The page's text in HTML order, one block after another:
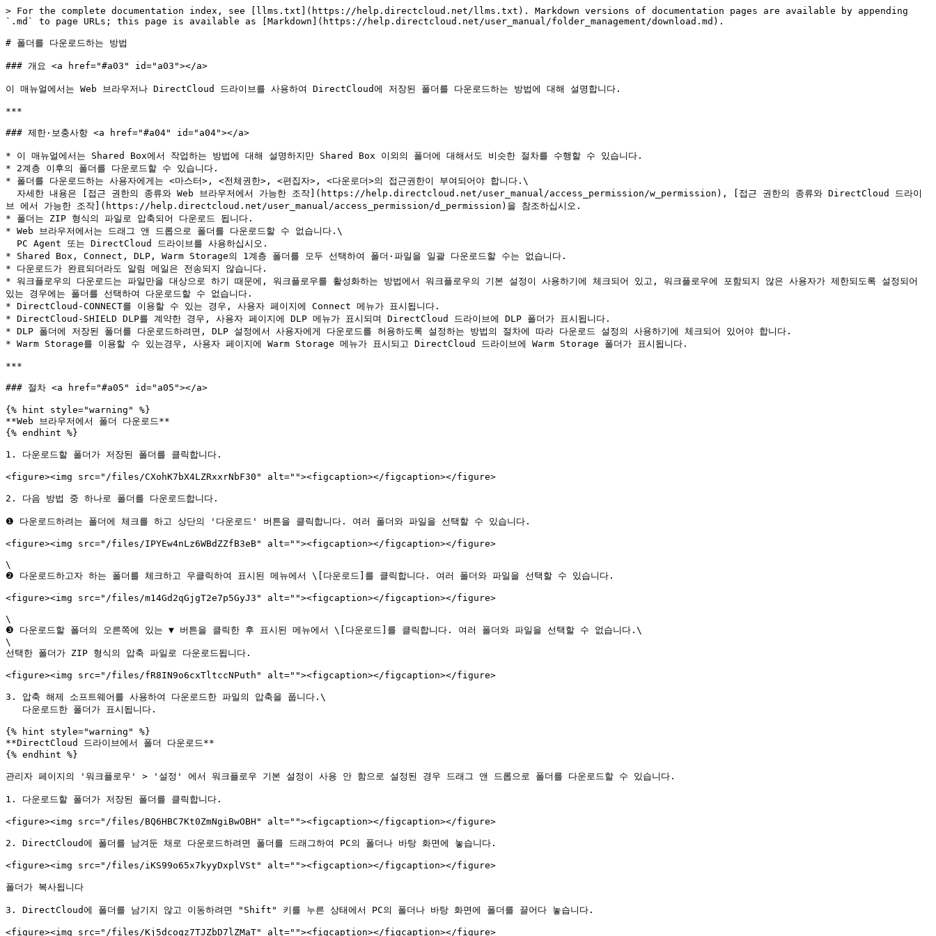
> For the complete documentation index, see [llms.txt](https://help.directcloud.net/llms.txt). Markdown versions of documentation pages are available by appending
`.md` to page URLs; this page is available as [Markdown](https://help.directcloud.net/user_manual/folder_management/download.md).
# 폴더를 다운로드하는 방법
### 개요 <a href="#a03" id="a03"></a>
이 매뉴얼에서는 Web 브라우저나 DirectCloud 드라이브를 사용하여 DirectCloud에 저장된 폴더를 다운로드하는 방법에 대해 설명합니다.
***
### 제한·보충사항 <a href="#a04" id="a04"></a>
* 이 매뉴얼에서는 Shared Box에서 작업하는 방법에 대해 설명하지만 Shared Box 이외의 폴더에 대해서도 비슷한 절차를 수행할 수 있습니다.
* 2계층 이후의 폴더를 다운로드할 수 있습니다.
* 폴더를 다운로드하는 사용자에게는 <마스터>, <전체권한>, <편집자>, <다운로더>의 접근권한이 부여되어야 합니다.\
브 에서 가능한 조작](https://help.directcloud.net/user_manual/access_permission/d_permission)을 참조하십시오.
* 폴더는 ZIP 형식의 파일로 압축되어 다운로드 됩니다.
* Web 브라우저에서는 드래그 앤 드롭으로 폴더를 다운로드할 수 없습니다.\
* Shared Box, Connect, DLP, Warm Storage의 1계층 폴더를 모두 선택하여 폴더·파일을 일괄 다운로드할 수는 없습니다.
* 다운로드가 완료되더라도 알림 메일은 전송되지 않습니다.
* 워크플로우의 다운로드는 파일만을 대상으로 하기 때문에, 워크플로우를 활성화하는 방법에서 워크플로우의 기본 설정이 사용하기에 체크되어 있고, 워크플로우에 포함되지 않은 사용자가 제한되도록 설정되어
있는 경우에는 폴더를 선택하여 다운로드할 수 없습니다.
* DirectCloud-CONNECT를 이용할 수 있는 경우, 사용자 페이지에 Connect 메뉴가 표시됩니다.
* DirectCloud-SHIELD DLP를 계약한 경우, 사용자 페이지에 DLP 메뉴가 표시되며 DirectCloud 드라이브에 DLP 폴더가 표시됩니다.
* DLP 폴더에 저장된 폴더를 다운로드하려면, DLP 설정에서 사용자에게 다운로드를 허용하도록 설정하는 방법의 절차에 따라 다운로드 설정의 사용하기에 체크되어 있어야 합니다.
* Warm Storage를 이용할 수 있는경우, 사용자 페이지에 Warm Storage 메뉴가 표시되고 DirectCloud 드라이브에 Warm Storage 폴더가 표시됩니다.
***
### 절차 <a href="#a05" id="a05"></a>
{% hint style="warning" %}
**Web 브라우저에서 폴더 다운로드**
{% endhint %}
1. 다운로드할 폴더가 저장된 폴더를 클릭합니다.
<figure><img src="/files/CXohK7bX4LZRxxrNbF30" alt=""><figcaption></figcaption></figure>
2. 다음 방법 중 하나로 폴더를 다운로드합니다.
❶ 다운로드하려는 폴더에 체크를 하고 상단의 '다운로드' 버튼을 클릭합니다. 여러 폴더와 파일을 선택할 수 있습니다.
<figure><img src="/files/IPYEw4nLz6WBdZZfB3eB" alt=""><figcaption></figcaption></figure>
\
❷ 다운로드하고자 하는 폴더를 체크하고 우클릭하여 표시된 메뉴에서 \[다운로드]를 클릭합니다. 여러 폴더와 파일을 선택할 수 있습니다.
<figure><img src="/files/m14Gd2qGjgT2e7p5GyJ3" alt=""><figcaption></figcaption></figure>
\
❸ 다운로드할 폴더의 오른쪽에 있는 ▼ 버튼을 클릭한 후 표시된 메뉴에서 \[다운로드]를 클릭합니다. 여러 폴더와 파일을 선택할 수 없습니다.\
\
선택한 폴더가 ZIP 형식의 압축 파일로 다운로드됩니다.
<figure><img src="/files/fR8IN9o6cxTltccNPuth" alt=""><figcaption></figcaption></figure>
3. 압축 해제 소프트웨어를 사용하여 다운로드한 파일의 압축을 풉니다.\
{% hint style="warning" %}
**DirectCloud 드라이브에서 폴더 다운로드**
{% endhint %}
관리자 페이지의 '워크플로우' > '설정' 에서 워크플로우 기본 설정이 사용 안 함으로 설정된 경우 드래그 앤 드롭으로 폴더를 다운로드할 수 있습니다.
1. 다운로드할 폴더가 저장된 폴더를 클릭합니다.
<figure><img src="/files/BQ6HBC7Kt0ZmNgiBwOBH" alt=""><figcaption></figcaption></figure>
2. DirectCloud에 폴더를 남겨둔 채로 다운로드하려면 폴더를 드래그하여 PC의 폴더나 바탕 화면에 놓습니다.
<figure><img src="/files/iKS99o65x7kyyDxplVSt" alt=""><figcaption></figcaption></figure>
폴더가 복사됩니다
3. DirectCloud에 폴더를 남기지 않고 이동하려면 "Shift" 키를 누른 상태에서 PC의 폴더나 바탕 화면에 폴더를 끌어다 놓습니다.
<figure><img src="/files/Kj5dcoqz7TJZbD7lZMaT" alt=""><figcaption></figcaption></figure>